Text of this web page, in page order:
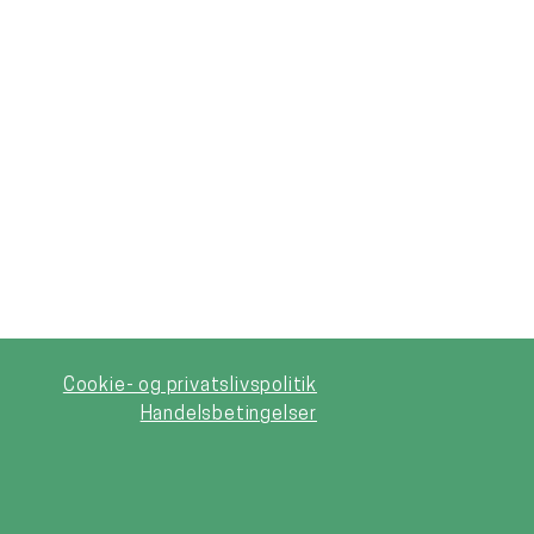
Cookie- og privatslivspolitik
Handelsbetingelser